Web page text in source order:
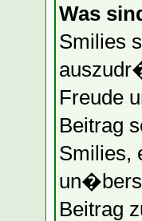
Was
Smilies
Freude
Beitrag
Smilies,
Beitrag